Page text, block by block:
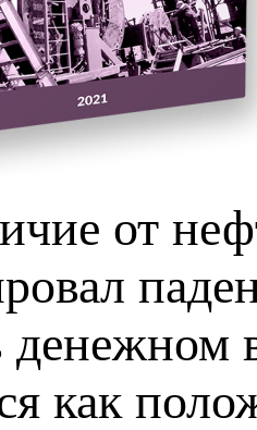
от
денежном
как